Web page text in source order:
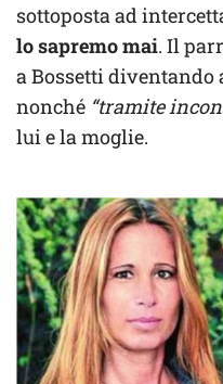
sottoposta ad
lo sapremo mai. Il
a Bossetti diventando
nonché “tramite
lui e la moglie.